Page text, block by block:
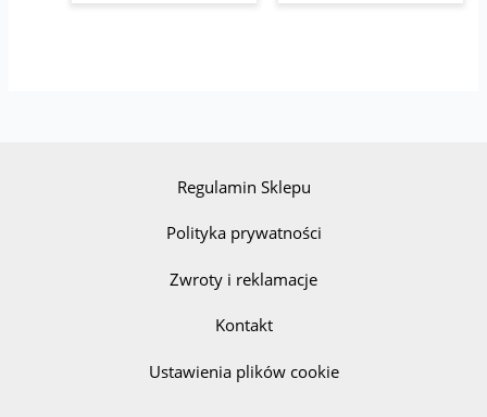
Regulamin Sklepu
Polityka prywatności
Zwroty i reklamacje
Kontakt
Ustawienia plików cookie